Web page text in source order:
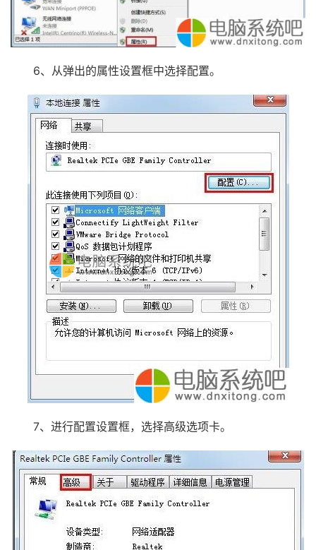
6、从弹出的属性设置框中选择配置。
7、进行配置设置框，选择高级选项卡。